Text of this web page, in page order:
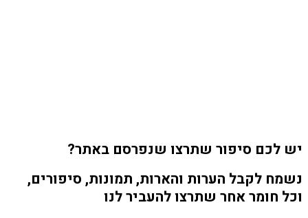
יש לכם סיפור שתרצו שנפרסם באתר?
נשמח לקבל הערות והארות, תמונות, סיפורים,
וכל חומר אחר שתרצו להעביר לנו